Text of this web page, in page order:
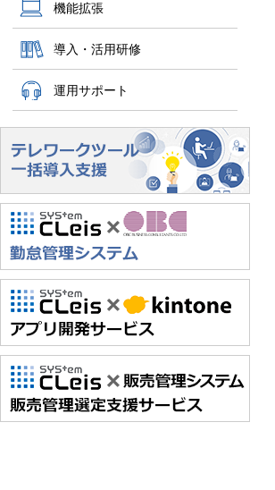
機能拡張
導入・活用研修
運用サポート